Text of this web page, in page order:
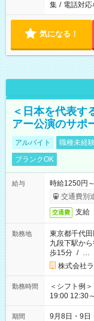
集 / 電話対応
気になる！
＜日本を代表す
アー公演のサポ
アルバイト 職種未経
ブランクOK
給与
時給1250円～
交通費別
交通費 支給
勤務地
東京都千代田
九段下駅か
歩15分 / …
株式会社
勤務時間
＜シフト例
19:00 12:30～22:00 上記の時間から好き
時間は変更
期間 9月8日・9日